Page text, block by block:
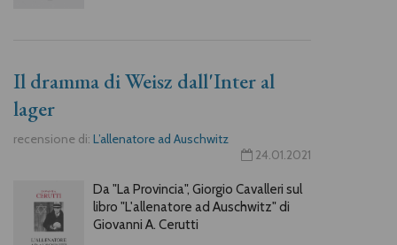
Il dramma di Weisz dall'Inter al
lager
recensione di: L’allenatore ad Auschwitz
24.01.2021
Da "La Provincia", Giorgio Cavalleri sul
libro "L'allenatore ad Auschwitz" di
Giovanni A. Cerutti